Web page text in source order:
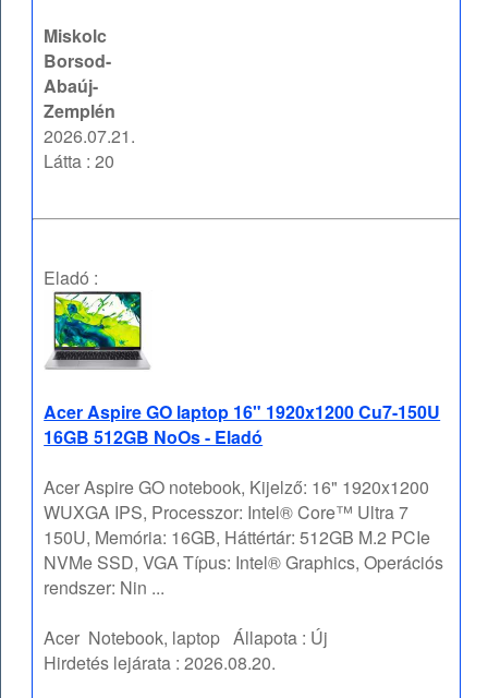
Miskolc
Borsod-
Abaúj-
Zemplén
2026.07.21.
Látta : 20
Eladó :
Acer Aspire GO laptop 16" 1920x1200 Cu7-150U
16GB 512GB NoOs - Eladó
Acer Aspire GO notebook, Kijelző: 16" 1920x1200
WUXGA IPS, Processzor: Intel® Core™ Ultra 7
150U, Memória: 16GB, Háttértár: 512GB M.2 PCIe
NVMe SSD, VGA Típus: Intel® Graphics, Operációs
rendszer: Nin ...
Acer Notebook, laptop Állapota : Új
Hirdetés lejárata :2026.08.20.